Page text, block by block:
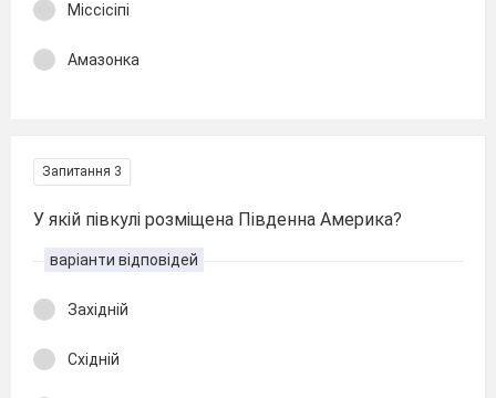
Міссісіпі
Амазонка
Запитання 3
У якій півкулі розміщена Південна Америка?
варіанти відповідей
Західній
Східній